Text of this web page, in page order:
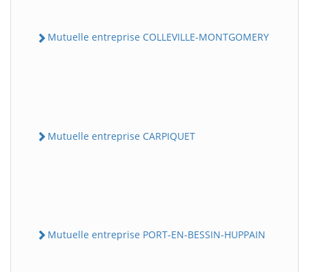
Mutuelle entreprise COLLEVILLE-MONTGOMERY
Mutuelle entreprise CARPIQUET
Mutuelle entreprise PORT-EN-BESSIN-HUPPAIN